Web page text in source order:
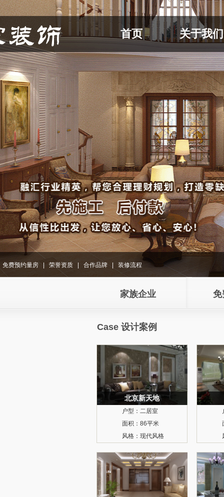
首页 关于我们
免费预约量房 荣誉资质 合作品牌 装修流程
家族企业 免
Case 设计案例
北京新天地
户型： 二居室
面积： 86平米
风格： 现代风格